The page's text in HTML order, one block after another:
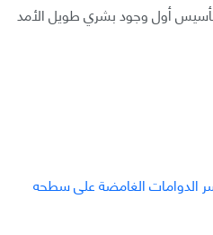
أول وجود بشري طويل الأمد
الدوامات الغامضة على سطحه